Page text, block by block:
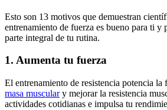
Esto son 13 motivos que demuestran
entrenamiento de fuerza es bueno para ti y
parte integral de tu rutina.
1. Aumenta tu fuerza
El entrenamiento de resistencia potencia la
masa musculary mejorar la resistencia
actividades cotidianas e impulsa tu